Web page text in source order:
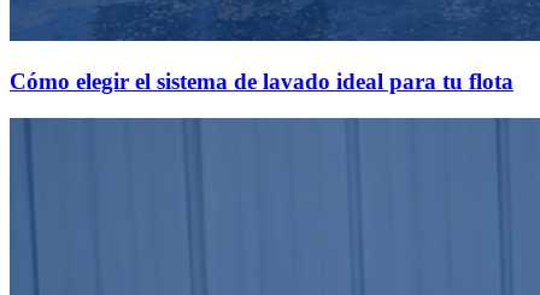
Cómo elegir el sistema de lavado ideal para tu flota